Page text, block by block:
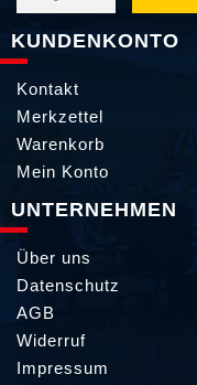
KUNDENKONTO
Kontakt
Merkzettel
Warenkorb
Mein Konto
UNTERNEHMEN
Über uns
Datenschutz
AGB
Widerruf
Impressum